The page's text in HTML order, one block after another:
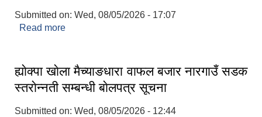
Submitted on: Wed, 08/05/2026 - 17:07
Read more
ह्याेक्पा खाेला मैच्याङधारा वाफल बजार नारगाउँ सडक
स्तराेन्नती सम्बन्धी बाेलपत्र सूचना
Submitted on: Wed, 08/05/2026 - 12:44